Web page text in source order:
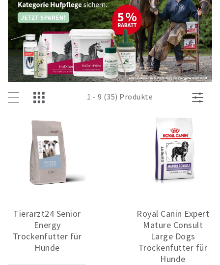
1 - 9 (35) Produkte
Tierarzt24 Senior
Energy
Trockenfutter für
Hunde
Royal Canin Expert
Mature Consult
Large Dogs
Trockenfutter für
Hunde